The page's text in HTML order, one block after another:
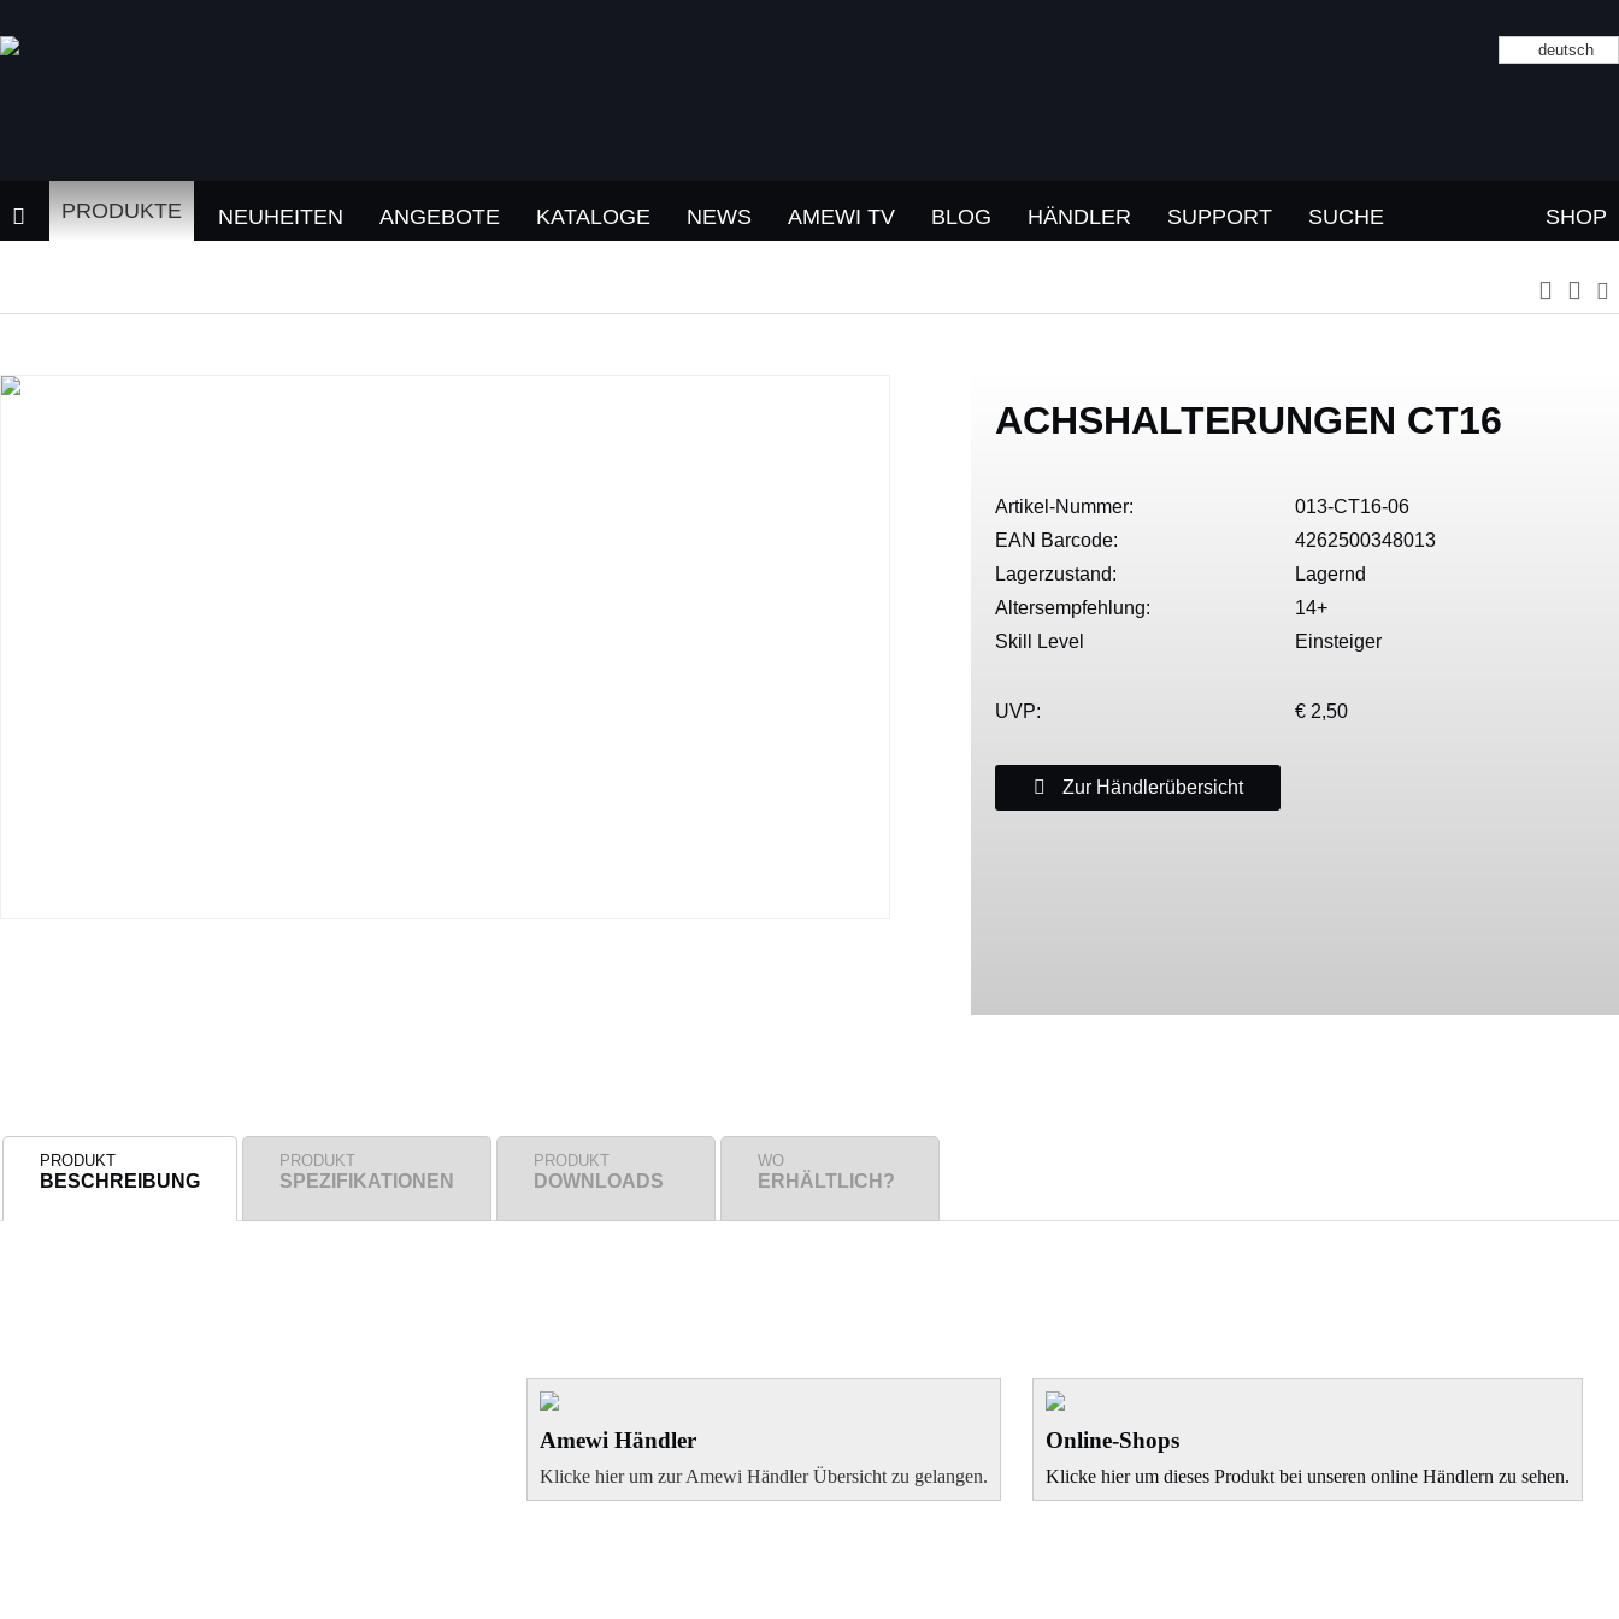
deutsch
PRODUKTE NEUHEITEN ANGEBOTE KATALOGE NEWS AMEWI TV BLOG HÄNDLER SUPPORT SUCHE SHOP
ACHSHALTERUNGEN CT16
Artikel-Nummer:
013-CT16-06
EAN Barcode:
4262500348013
Lagerzustand:
Lagernd
Altersempfehlung:
14+
Skill Level
Einsteiger
UVP: € 2,50
Zur Händlerübersicht
PRODUKT
BESCHREIBUNG
PRODUKT
SPEZIFIKATIONEN
PRODUKT
DOWNLOADS
WO
ERHÄLTLICH?
Amewi Händler
Klicke hier um zur Amewi Händler Übersicht zu gelangen.
Online-Shops
Klicke hier um dieses Produkt bei unseren online Händlern zu sehen.